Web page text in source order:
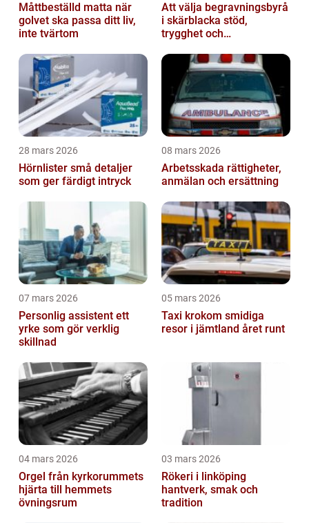
Måttbeställd matta när
golvet ska passa ditt liv,
inte tvärtom
Att välja begravningsbyrå
i skärblacka stöd,
trygghet och
28 mars 2026
Hörnlister små detaljer
som ger färdigt intryck
08 mars 2026
Arbetsskada rättigheter,
anmälan och ersättning
07 mars 2026
Personlig assistent ett
yrke som gör verklig
skillnad
05 mars 2026
Taxi krokom smidiga
resor i jämtland året runt
04 mars 2026
Orgel från kyrkorummets
hjärta till hemmets
övningsrum
03 mars 2026
Rökeri i linköping
hantverk, smak och
tradition